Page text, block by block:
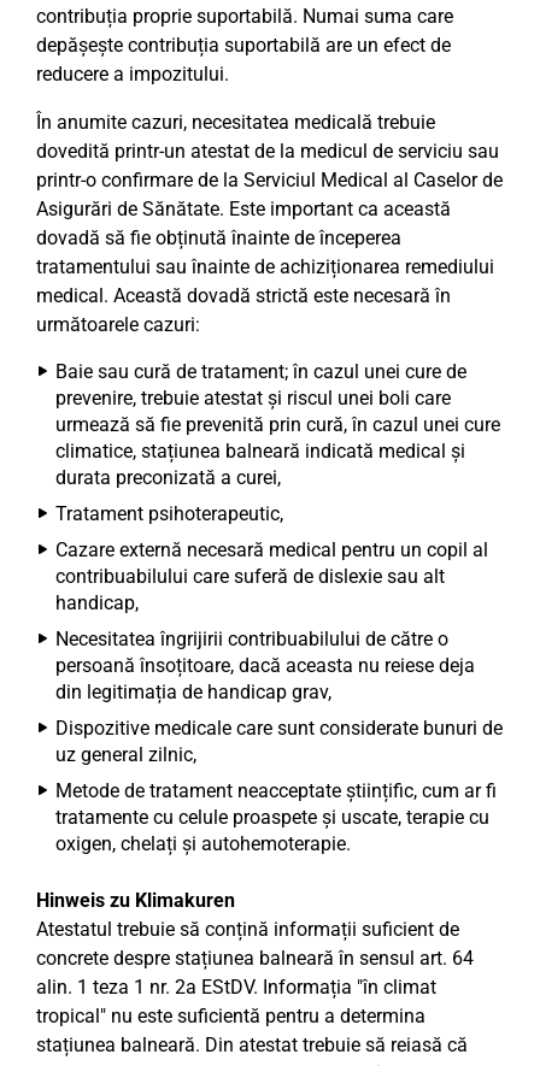
contribuția proprie suportabilă. Numai suma care
depășește contribuția suportabilă are un efect de
reducere a impozitului.
În anumite cazuri, necesitatea medicală trebuie
dovedită printr-un atestat de la medicul de serviciu sau
printr-o confirmare de la Serviciul Medical al Caselor de
Asigurări de Sănătate. Este important ca această
dovadă să fie obținută înainte de începerea
tratamentului sau înainte de achiziționarea remediului
medical. Această dovadă strictă este necesară în
următoarele cazuri:
Baie sau cură de tratament; în cazul unei cure de
prevenire, trebuie atestat și riscul unei boli care
urmează să fie prevenită prin cură, în cazul unei cure
climatice, stațiunea balneară indicată medical și
durata preconizată a curei,
Tratament psihoterapeutic,
Cazare externă necesară medical pentru un copil al
contribuabilului care suferă de dislexie sau alt
handicap,
Necesitatea îngrijirii contribuabilului de către o
persoană însoțitoare, dacă aceasta nu reiese deja
din legitimația de handicap grav,
Dispozitive medicale care sunt considerate bunuri de
uz general zilnic,
Metode de tratament neacceptate științific, cum ar fi
tratamente cu celule proaspete și uscate, terapie cu
oxigen, chelați și autohemoterapie.
Hinweis zu Klimakuren
Atestatul trebuie să conțină informații suficient de
concrete despre stațiunea balneară în sensul art. 64
alin. 1 teza 1 nr. 2a EStDV. Informația "în climat
tropical" nu este suficientă pentru a determina
stațiunea balneară. Din atestat trebuie să reiasă că